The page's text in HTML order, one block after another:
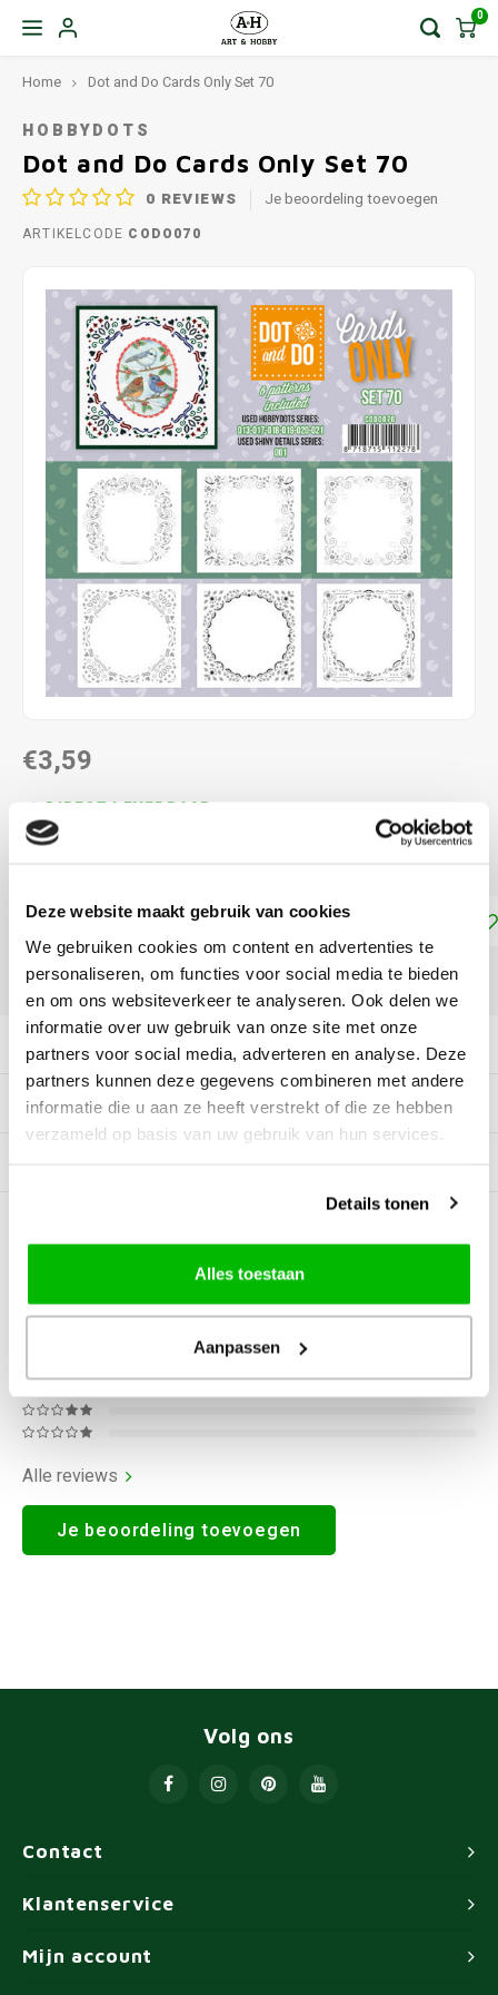
Deze website maakt gebruik van cookies
We gebruiken cookies om content en advertenties te
personaliseren, om functies voor social media te bieden
en om ons websiteverkeer te analyseren. Ook delen we
informatie over uw gebruik van onze site met onze
partners voor social media, adverteren en analyse. Deze
partners kunnen deze gegevens combineren met andere
informatie die u aan ze heeft verstrekt of die ze hebben
verzameld op basis van uw gebruik van hun services.
Details tonen
Alles toestaan
Aanpassen
0
Home Dot and Do Cards Only Set 70
HOBBYDOTS
Dot and Do Cards Only Set 70
0 REVIEWS Je beoordeling toevoegen
ARTIKELCODE CODO070
€3,59
DIRECT LEVERBAAR
Toevoegen aan winkelwagen
DELEN:
Productomschrijving
Tags
0
Alle reviews
Je beoordeling toevoegen
Contact
Volg ons
Klantenservice
Mijn account